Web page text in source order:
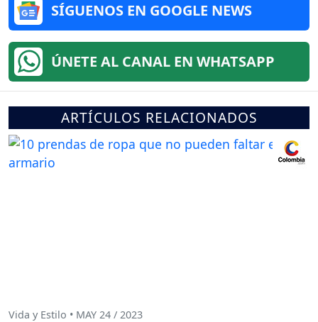
SÍGUENOS EN GOOGLE NEWS
ÚNETE AL CANAL EN WHATSAPP
ARTÍCULOS RELACIONADOS
Vida y Estilo • MAY 24 / 2023